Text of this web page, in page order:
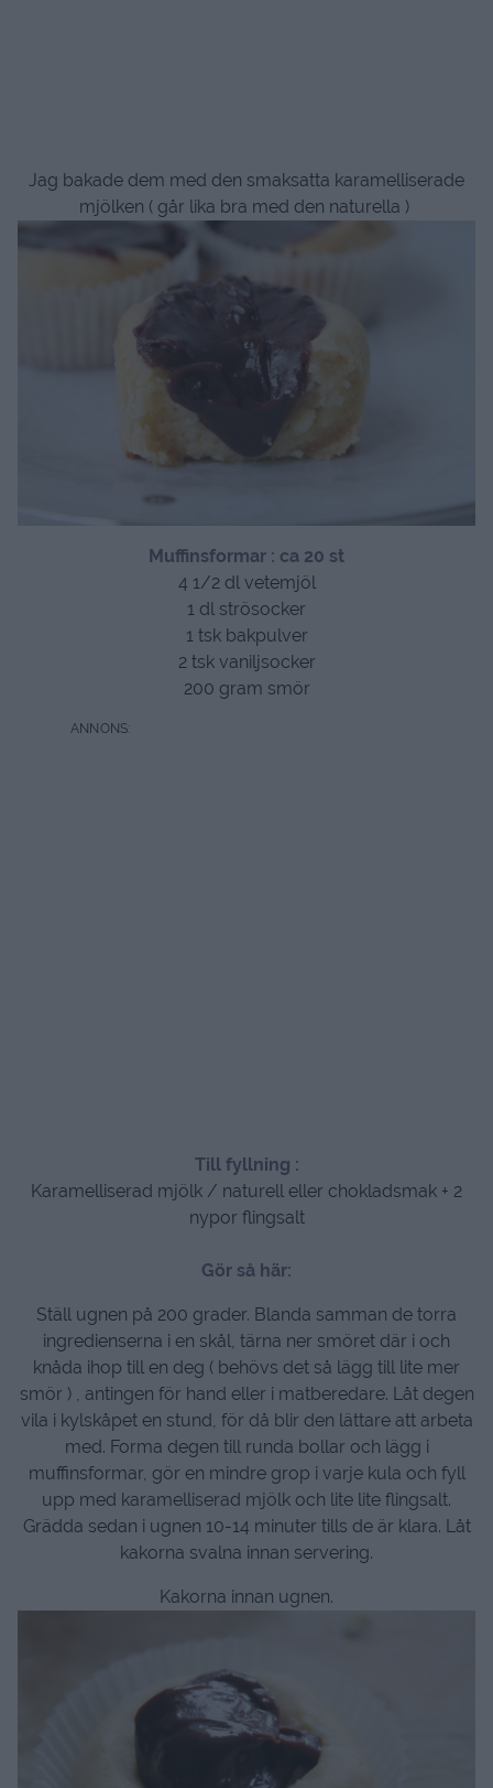
Jag bakade dem med den smaksatta karamelliserade
mjölken ( går lika bra med den naturella )
Muffinsformar : ca 20 st
4 1/2 dl vetemjöl
1 dl strösocker
1 tsk bakpulver
2 tsk vaniljsocker
200 gram smör
Till fyllning :
Karamelliserad mjölk / naturell eller chokladsmak + 2
nypor flingsalt
Gör så här:
Ställ ugnen på 200 grader. Blanda samman de torra
ingredienserna i en skål, tärna ner smöret där i och
knåda ihop till en deg ( behövs det så lägg till lite mer
smör ) , antingen för hand eller i matberedare. Låt degen
vila i kylskåpet en stund, för då blir den lättare att arbeta
med. Forma degen till runda bollar och lägg i
muffinsformar, gör en mindre grop i varje kula och fyll
upp med karamelliserad mjölk och lite lite flingsalt.
Grädda sedan i ugnen 10-14 minuter tills de är klara. Låt
kakorna svalna innan servering.
Kakorna innan ugnen.